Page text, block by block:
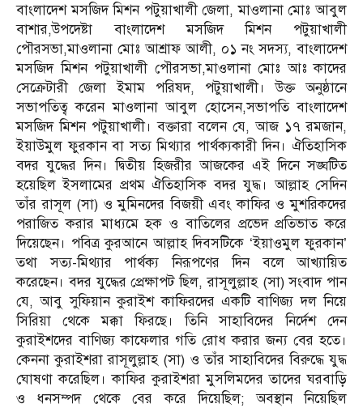
বাংলাদেশ মসজিদ মিশন পটুয়াখালী জেলা, মাওলানা মোঃ আবুল
বাশার,উপদেষ্টা বাংলাদেশ মসজিদ মিশন পটুয়াখালী
পৌরসভা,মাওলানা মোঃ আশ্রাফ আলী, ০১ নং সদস্য, বাংলাদেশ
মসজিদ মিশন পটুয়াখালী পৌরসভা,মাওলানা মোঃ আঃ কাদের
সেক্রেটারী জেলা ইমাম পরিষদ, পটুয়াখালী। উক্ত অনুষ্ঠানে
সভাপতিত্ব করেন মাওলানা আবুল হোসেন,সভাপতি বাংলাদেশ
মসজিদ মিশন পটুয়াখালী। বক্তারা বলেন যে, আজ ১৭ রমজান,
ইয়াউমুল ফুরকান বা সত্য মিথ্যার পার্থক্যকারী দিন। ঐতিহাসিক
বদর যুদ্ধের দিন। দ্বিতীয় হিজরীর আজকের এই দিনে সঙ্ঘটিত
হয়েছিল ইসলামের প্রথম ঐতিহাসিক বদর যুদ্ধ। আল্লাহ সেদিন
তাঁর রাসূল (সা) ও মুমিনদের বিজয়ী এবং কাফির ও মুশরিকদের
পরাজিত করার মাধ্যমে হক ও বাতিলের প্রভেদ প্রতিভাত করে
দিয়েছেন। পবিত্র কুরআনে আল্লাহ দিবসটিকে ‘ইয়াওমুল ফুরকান’
তথা সত্য-মিথ্যার পার্থক্য নিরূপণের দিন বলে আখ্যায়িত
করেছেন। বদর যুদ্ধের প্রেক্ষাপট ছিল, রাসূলুল্লাহ (সা) সংবাদ পান
যে, আবু সুফিয়ান কুরাইশ কাফিরদের একটি বাণিজ্য দল নিয়ে
সিরিয়া থেকে মক্কা ফিরছে। তিনি সাহাবিদের নির্দেশ দেন
কুরাইশদের বাণিজ্য কাফেলার গতি রোধ করার জন্য বের হতে।
কেননা কুরাইশরা রাসূলুল্লাহ (সা) ও তাঁর সাহাবিদের বিরুদ্ধে যুদ্ধ
ঘোষণা করেছিল। কাফির কুরাইশরা মুসলিমদের তাদের ঘরবাড়ি
ও ধনসম্পদ থেকে বের করে দিয়েছিল; অবস্থান নিয়েছিল